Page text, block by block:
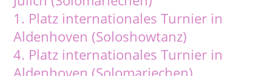
1. Platz internationales Turnier in
Aldenhoven (Soloshowtanz)
4. Platz internationales Turnier in
Aldenhoven (Solomariechen)